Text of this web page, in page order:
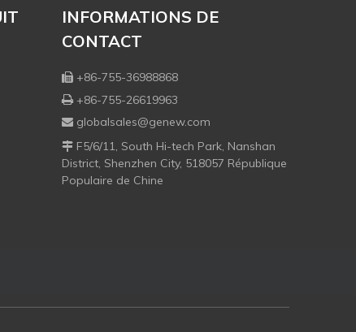
INFORMATIONS DE
CONTACT
 +86-755-36988868
 +86-755-26619963
 globalsales@genew.com
 F5/6/11, South Hi-tech Park, Nanshan
District, Shenzhen City, 518057 République
Populaire de Chine